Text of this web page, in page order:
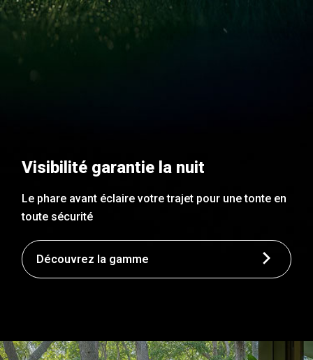
Visibilité garantie la nuit
Le phare avant éclaire votre trajet pour une tonte en
toute sécurité
Découvrez la gamme